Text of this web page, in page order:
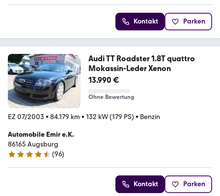
Kontakt Parken
Audi TT Roadster 1.8T quattro
Mokassin-Leder Xenon
13.990 €
Ohne Bewertung
EZ 07/2003 • 84.179 km • 132 kW (179 PS) • Benzin
Automobile Emir e.K.
86165 Augsburg
4.7 Sterne
(96)
Kontakt Parken